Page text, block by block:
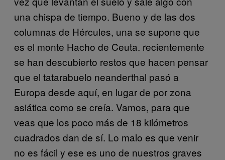
una chispa de tiempo. Bueno y de las dos
columnas de Hércules, una se supone que
es el monte Hacho de Ceuta. recientemente
se han descubierto restos que hacen pensar
que el tatarabuelo neanderthal pasó a
Europa desde aquí, en lugar de por zona
asiática como se creía. Vamos, para que
veas que los poco más de 18 kilómetros
cuadrados dan de sí. Lo malo es que venir
no es fácil y ese es uno de nuestros graves